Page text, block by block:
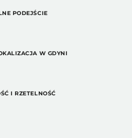
PODEJŚCIE
W GDYNI
I RZETELNOŚĆ